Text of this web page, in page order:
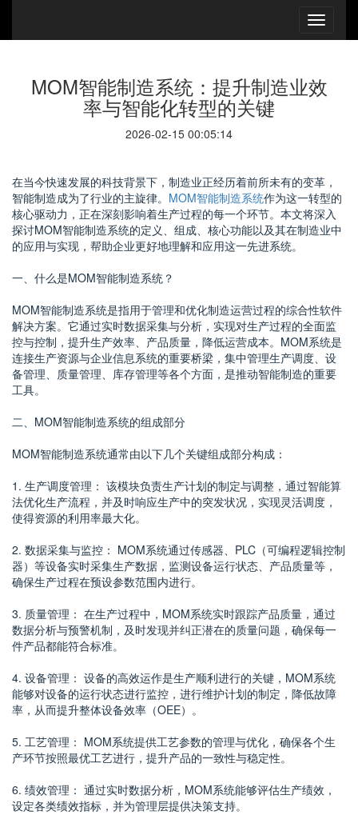
MOM智能制造系统：提升制造业效
率与智能化转型的关键
2026-02-15 00:05:14
在当今快速发展的科技背景下，制造业正经历着前所未有的变革，
智能制造成为了行业的主旋律。 MOM智能制造系统作为这一转型的
核心驱动力，正在深刻影响着生产过程的每一个环节。本文将深入
探讨MOM智能制造系统的定义、组成、核心功能以及其在制造业中
的应用与实现，帮助企业更好地理解和应用这一先进系统。
一、什么是MOM智能制造系统？
MOM智能制造系统是指用于管理和优化制造运营过程的综合性软件
解决方案。它通过实时数据采集与分析，实现对生产过程的全面监
控与控制，提升生产效率、产品质量，降低运营成本。MOM系统是
连接生产资源与企业信息系统的重要桥梁，集中管理生产调度、设
备管理、质量管理、库存管理等各个方面，是推动智能制造的重要
工具。
二、MOM智能制造系统的组成部分
MOM智能制造系统通常由以下几个关键组成部分构成：
1. 生产调度管理： 该模块负责生产计划的制定与调整，通过智能算
法优化生产流程，并及时响应生产中的突发状况，实现灵活调度，
使得资源的利用率最大化。
2. 数据采集与监控： MOM系统通过传感器、PLC（可编程逻辑控制
器）等设备实时采集生产数据，监测设备运行状态、产品质量等，
确保生产过程在预设参数范围内进行。
3. 质量管理： 在生产过程中，MOM系统实时跟踪产品质量，通过
数据分析与预警机制，及时发现并纠正潜在的质量问题，确保每一
件产品都能符合标准。
4. 设备管理： 设备的高效运作是生产顺利进行的关键，MOM系统
能够对设备的运行状态进行监控，进行维护计划的制定，降低故障
率，从而提升整体设备效率（OEE）。
5. 工艺管理： MOM系统提供工艺参数的管理与优化，确保各个生
产环节按照最优工艺进行，提升产品的一致性与稳定性。
6. 绩效管理： 通过实时数据分析，MOM系统能够评估生产绩效，
设定各类绩效指标，并为管理层提供决策支持。